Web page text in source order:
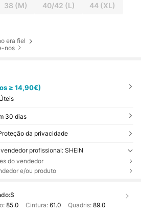
38 (M) 40/42 (L) 44 (XL)
era fiel
nos
≥ 14,90€)
30 dias
da privacidade
profissional: SHEIN
do vendedor
e/ou produto
S
85.0 Cintura: 61.0 Quadris: 89.0